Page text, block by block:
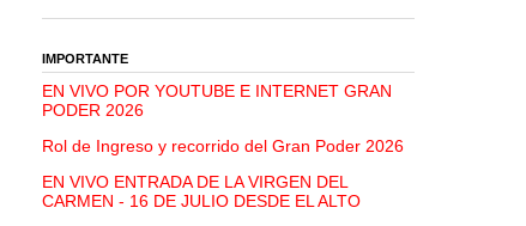
IMPORTANTE
EN VIVO POR YOUTUBE E INTERNET GRAN
PODER 2026
Rol de Ingreso y recorrido del Gran Poder 2026
EN VIVO ENTRADA DE LA VIRGEN DEL
CARMEN - 16 DE JULIO DESDE EL ALTO